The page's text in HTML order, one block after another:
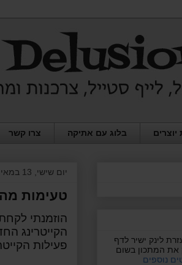
יוצרים בלוג עם אתיקה צרו קשר
יום שישי, 13 במאי 2011
טעימות
הוזמנתי
הקייטרינג
פעילות
לינק ישיר לדף
את המתכון בשום
נוספים